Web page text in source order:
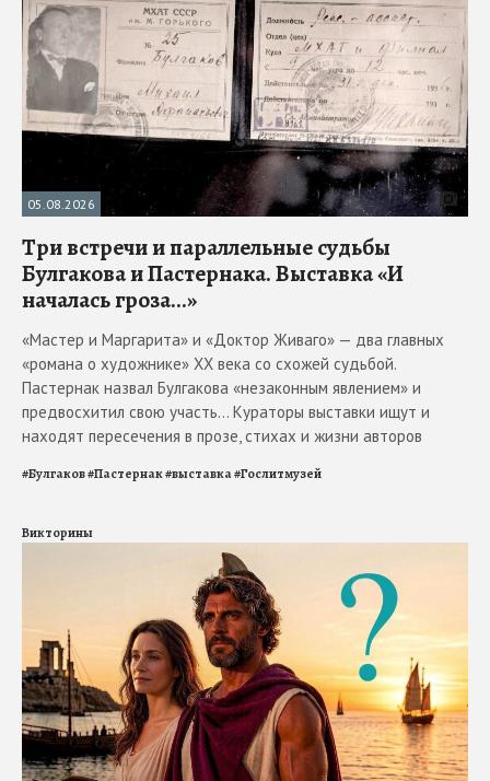
05.08.2026
Три встречи и параллельные судьбы
Булгакова и Пастернака. Выставка «И
началась гроза...»
«Мастер и Маргарита» и «Доктор Живаго» — два главных
«романа о художнике» ХХ века со схожей судьбой.
Пастернак назвал Булгакова «незаконным явлением» и
предвосхитил свою участь... Кураторы выставки ищут и
находят пересечения в прозе, стихах и жизни авторов
#Булгаков#Пастернак#выставка#Гослитмузей
Викторины